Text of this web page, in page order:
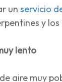
un servicio
y
lento
aire muy